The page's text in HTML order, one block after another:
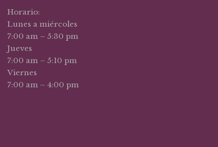
Horario:
Lunes a miércoles
7:00 am – 5:30 pm
Jueves
7:00 am – 5:10 pm
Viernes
7:00 am – 4:00 pm